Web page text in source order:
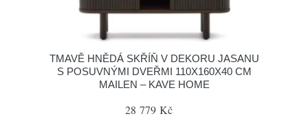
TMAVĚ HNĚDÁ SKŘÍŇ V DEKORU JASANU
S POSUVNÝMI DVEŘMI 110X160X40 CM
MAILEN – KAVE HOME
28 779 Kč